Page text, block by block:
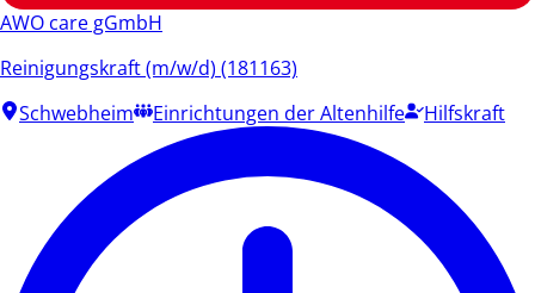
AWO care gGmbH
Reinigungskraft (m/w/d) (181163)
Schwebheim
Einrichtungen der Altenhilfe Hilfskraft